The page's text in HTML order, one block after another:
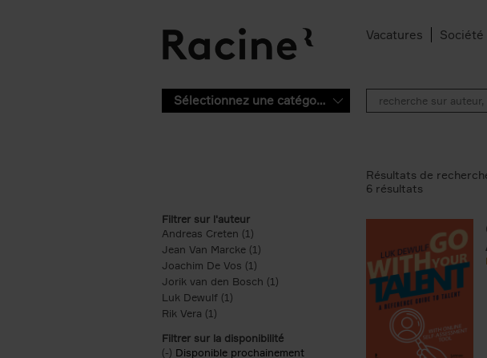
Vacatures Société
Sélectionnez une catégorie
Filtrer sur l'auteur
Andreas Creten (1)
Jean Van Marcke (1) Apply Jean Van Marcke filter
Joachim De Vos (1) Apply Joachim De Vos filter
Jorik van den Bosch (1) Apply Jorik van den Bosch filter
Luk Dewulf (1)
Rik Vera (1)
Filtrer sur la disponibilité
(-) Remove Disponible prochainement filter
Disponible prochainement
Résultats de
6 résultats